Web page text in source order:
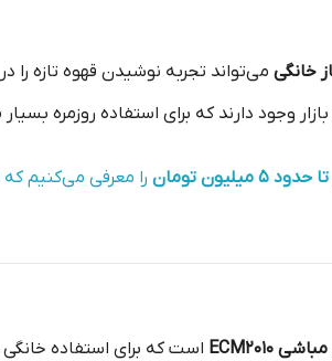
خانگی می‌تواند تجربه نوشیدن قهوه تازه را
وجود دارند که برای استفاده روزمره
را معرفی می‌کنیم
مباشی ECM2010 است که برای استفاده